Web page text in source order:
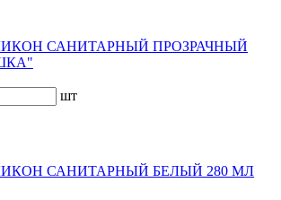
САНИТАРНЫЙ ПРОЗРАЧНЫЙ
шт
САНИТАРНЫЙ БЕЛЫЙ 280 МЛ